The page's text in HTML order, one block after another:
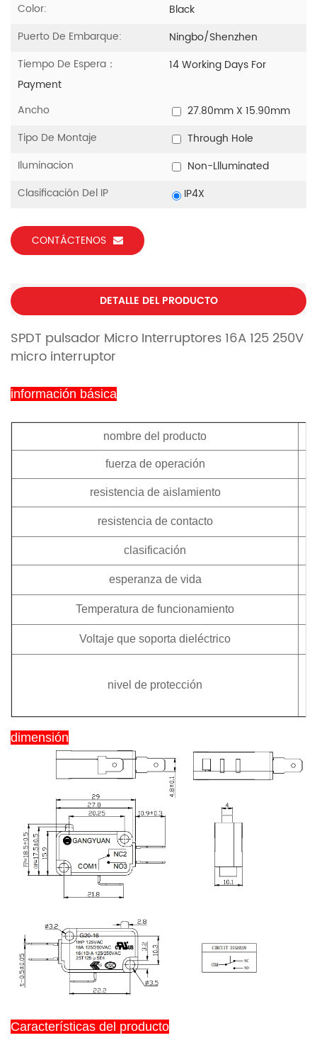
Color:
Black
Puerto De Embarque:
Ningbo/Shenzhen
Tiempo De Espera：
14 Working Days For
Payment
Ancho
27.80mm X 15.90mm
Tipo De Montaje
Through Hole
Iluminacion
Non-Llluminated
Clasificación Del IP
IP4X
CONTÁCTENOS
DETALLE DEL PRODUCTO
SPDT pulsador Micro Interruptores 16A 125 250V
micro interruptor
información básica
nombre del producto
fuerza de operación
resistencia de aislamiento
resistencia de contacto
clasificación
esperanza de vida
Temperatura de funcionamiento
Voltaje que soporta dieléctrico
nivel de protección
dimensión
Características del producto